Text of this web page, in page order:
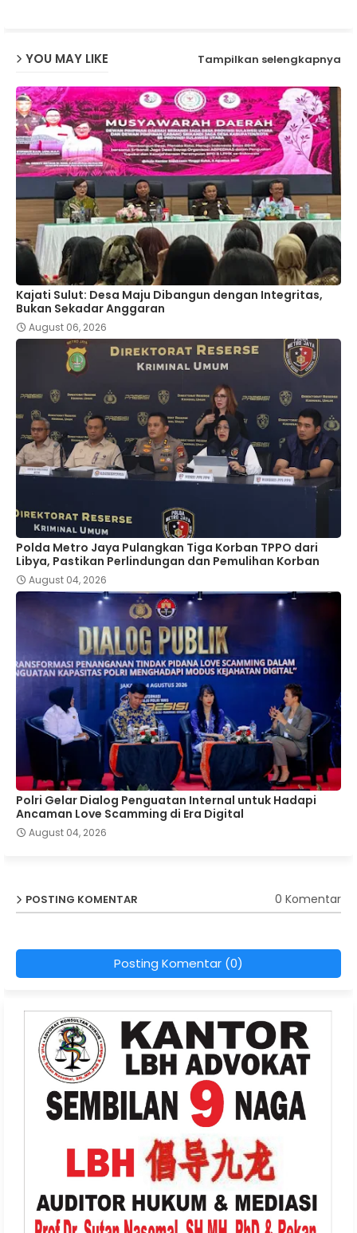
YOU MAY LIKE Tampilkan selengkapnya
Kajati Sulut: Desa Maju Dibangun dengan Integritas,
Bukan Sekadar Anggaran
August 06, 2026
Polda Metro Jaya Pulangkan Tiga Korban TPPO dari
Libya, Pastikan Perlindungan dan Pemulihan Korban
August 04, 2026
Polri Gelar Dialog Penguatan Internal untuk Hadapi
Ancaman Love Scamming di Era Digital
August 04, 2026
POSTING KOMENTAR 0 Komentar
Posting Komentar (0)